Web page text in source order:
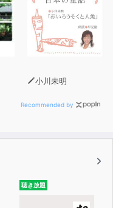
礎＆フレームワーク
積んでいくという若い
確立してきたベテラン
できる一冊です。
小川未明
Recommended by
聴き放題